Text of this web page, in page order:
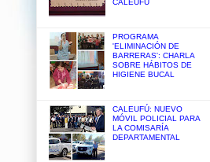
CALEUFÚ
PROGRAMA
'ELIMINACIÓN DE
BARRERAS': CHARLA
SOBRE HÁBITOS DE
HIGIENE BUCAL
CALEUFÚ: NUEVO
MÓVIL POLICIAL PARA
LA COMISARÍA
DEPARTAMENTAL